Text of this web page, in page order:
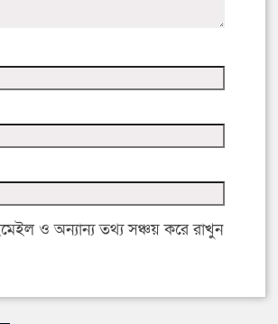
ও অন্যান্য তথ্য সঞ্চয় করে রাখুন